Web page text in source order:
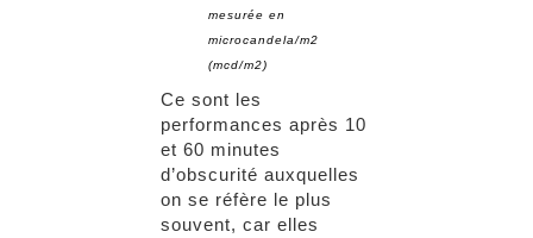
mesurée en
microcandela/m2
(mcd/m2)
Ce sont les
performances après 10
et 60 minutes
d’obscurité auxquelles
on se réfère le plus
souvent, car elles